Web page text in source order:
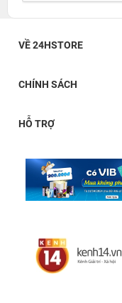
VỀ 24HSTORE
CHÍNH SÁCH
HỖ TRỢ